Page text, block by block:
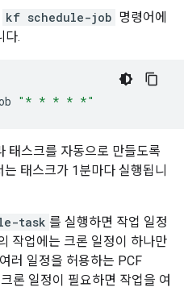
kf schedule-job 명령어에
다.
"* * * * *"
태스크를 자동으로 만들도록
태스크가 1분마다 실행됩니
task 를 실행하면 작업 일정
작업에는 크론 일정이 하나만
러 일정을 허용하는 PCF
론 일정이 필요하면 작업을 여